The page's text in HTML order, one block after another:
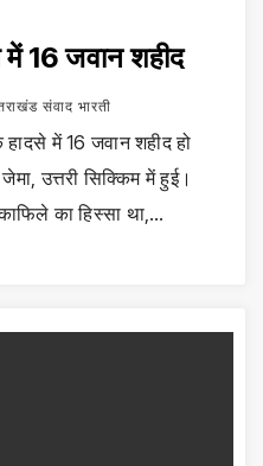
में 16 जवान शहीद
संवाद भारती
में 16 जवान शहीद हो
उत्तरी सिक्किम में हुई।
का हिस्सा था,…